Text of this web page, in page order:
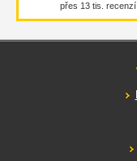
přes 13 tis. recenzí